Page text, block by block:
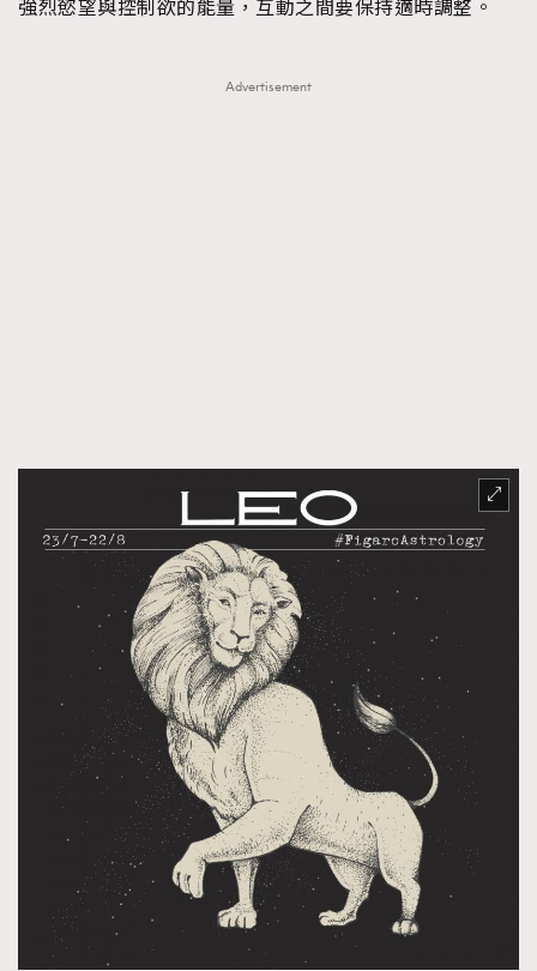
強烈慾望與控制欲的能量，互動之間要保持適時調整。
Advertisement